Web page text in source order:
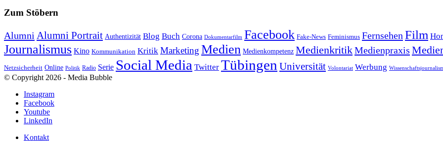
Zum Stöbern
Alumni Alumni Portrait Authentizität Blog Buch Corona Dokumentarfilm Facebook Fake-News Feminismus Fernsehen Film
Journalismus Kino Kommunikation Kritik Marketing Medien Medienkompetenz MedienkritikMedienpraxis
Netzsicherheit Online Politik Radio Serie Social Media Twitter Tübingen Universität Volontariat Werbung
© Copyright 2026 - Media Bubble
Instagram
Facebook
Youtube
LinkedIn
Kontakt